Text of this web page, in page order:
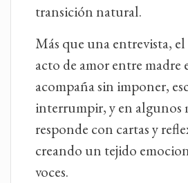
transición natural.
Más que una entrevista,
acto de amor entre madre
acompaña sin imponer,
interrumpir, y en algunos
responde con cartas y
creando un tejido
voces.